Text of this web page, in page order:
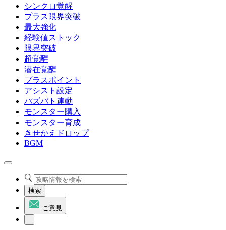
シンクロ覚醒
プラス限界突破
最大強化
経験値ストック
限界突破
超覚醒
潜在覚醒
プラスポイント
アシスト設定
パズバト連動
モンスター購入
モンスター育成
きせかえドロップ
BGM
検索
ご意見